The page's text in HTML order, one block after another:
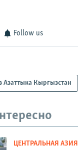
Follow us
Азаттыка Кыргызстан
ЦЕНТРАЛЬНАЯ АЗИЯ